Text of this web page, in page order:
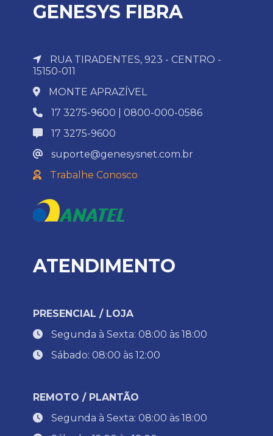
GENESYS FIBRA
RUA TIRADENTES, 923 - CENTRO -
15150-011
MONTE APRAZÍVEL
17 3275-9600 | 0800-000-0586
17 3275-9600
suporte@genesysnet.com.br
Trabalhe Conosco
ATENDIMENTO
PRESENCIAL / LOJA
Segunda à Sexta: 08:00 às 18:00
Sábado: 08:00 às 12:00
REMOTO / PLANTÃO
Segunda à Sexta: 08:00 às 18:00